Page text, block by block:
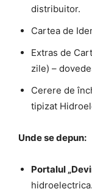
distribuitor.
Cartea de
Extras de
zile) –
Cerere de
tipizat
Unde se depun:
Portalul